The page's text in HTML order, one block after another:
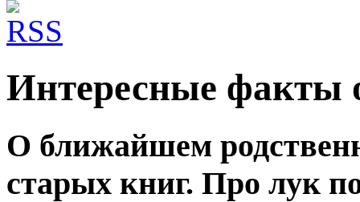
Интересные факты
О ближайшем
старых книг. Про лук